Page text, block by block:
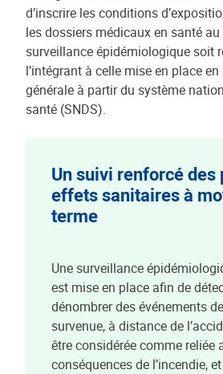
d’inscrire les conditions
les dossiers médicaux en santé au
surveillance épidémiologique soit
l’intégrant à celle mise en place
générale à partir du système
santé (SNDS).
Un suivi renforcé
effets sanitaires à
terme
Une surveillance
est mise en place afin de
dénombrer des événements
survenue, à distance de
être considérée comme reliée
conséquences de l’incendie,